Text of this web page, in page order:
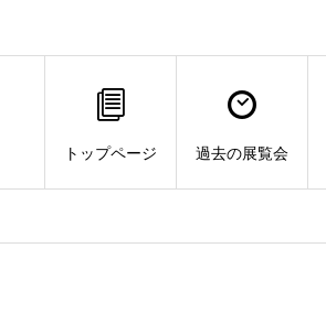
トップページ 過去の展覧会